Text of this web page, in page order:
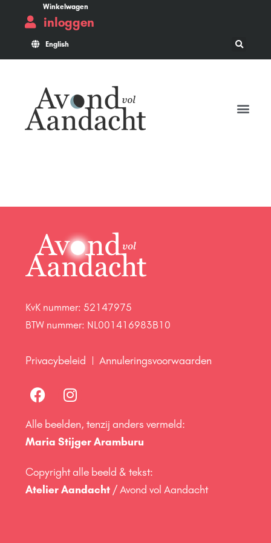
Winkelwagen
inloggen
English
KvK nummer: 52147975
BTW nummer: NL001416983B10
Privacybeleid Annuleringsvoorwaarden
Alle beelden, tenzij anders vermeld:
Maria Stijger Aramburu
Copyright alle beeld & tekst:
Atelier Aandacht / Avond vol Aandacht